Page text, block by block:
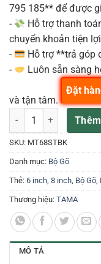
795 185** để được
-
Hỗ trợ thanh
chuyển khoản tiện
-
Hỗ trợ **trả góp
-
Luôn sẵn sàng
và tận tâm.
Bộ mini tymps TAMA
Đặt
SKU: MT68STBK
Danh mục: Bộ Gõ
Thẻ: 6 inch, 8 inch, Bộ Gõ,
Thương hiệu: TAMA
MÔ TẢ